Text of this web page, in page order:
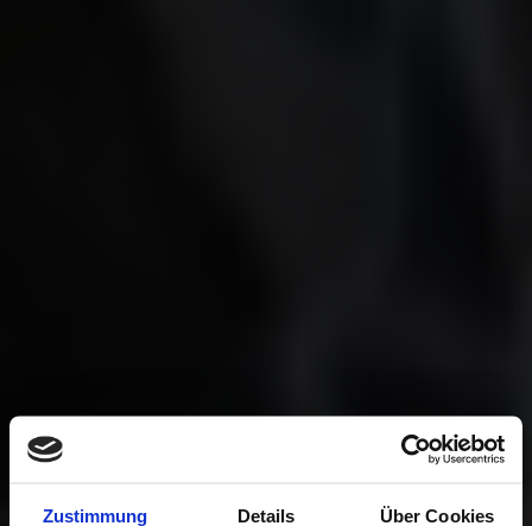
Zustimmung Details Über Cookies